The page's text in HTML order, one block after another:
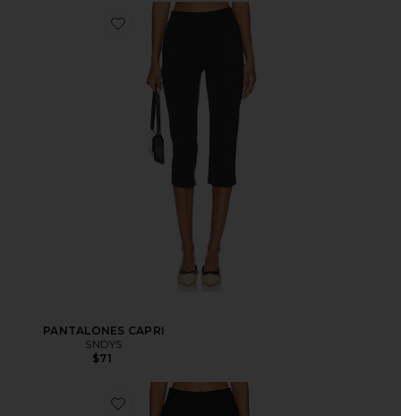
PANTALONES CAPRI
SNDYS
$71